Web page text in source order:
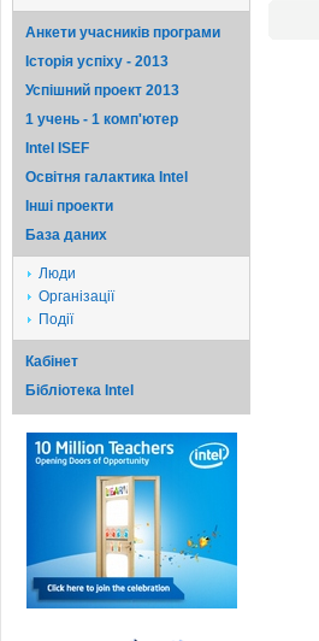
Анкети учасників програми
Історія успіху - 2013
Успішний проект 2013
1 учень - 1 комп'ютер
Intel ISEF
Освітня галактика Intel
Iншi проекти
База даних
Люди
Організації
Події
Кабінет
Бібліотека Intel